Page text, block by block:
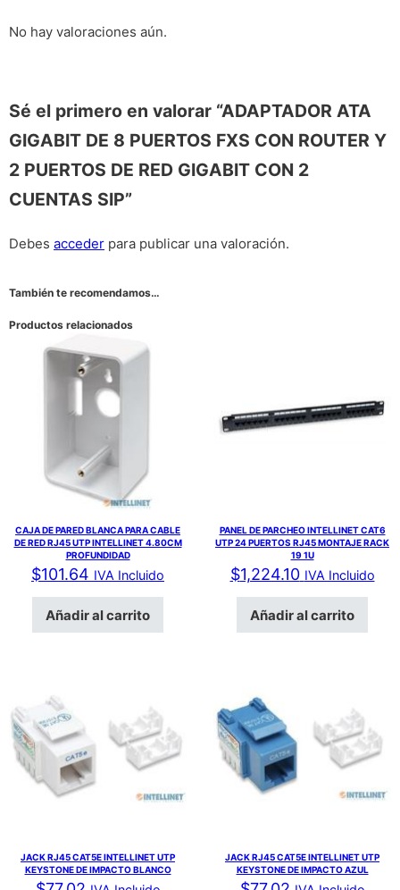
No hay valoraciones aún.
Sé el primero en valorar “ADAPTADOR ATA
GIGABIT DE 8 PUERTOS FXS CON ROUTER Y
2 PUERTOS DE RED GIGABIT CON 2
CUENTAS SIP”
Debes acceder para publicar una valoración.
También te recomendamos…
Productos relacionados
CAJA DE PARED BLANCA PARA CABLE
DE RED RJ45 UTP INTELLINET 4.80CM
PROFUNDIDAD
$101.64 IVA Incluido
Añadir al carrito
PANEL DE PARCHEO INTELLINET CAT6
UTP 24 PUERTOS RJ45 MONTAJE RACK
19 1U
$1,224.10 IVA Incluido
Añadir al carrito
JACK RJ45 CAT5E INTELLINET UTP
KEYSTONE DE IMPACTO BLANCO
JACK RJ45 CAT5E INTELLINET UTP
KEYSTONE DE IMPACTO AZUL